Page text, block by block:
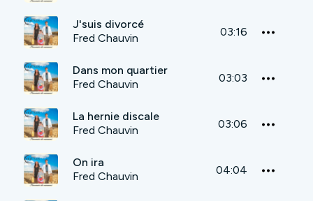
J'suis divorcé
Fred Chauvin
03:16
Dans mon quartier
Fred Chauvin
03:03
La hernie discale
Fred Chauvin
03:06
On ira
Fred Chauvin
04:04